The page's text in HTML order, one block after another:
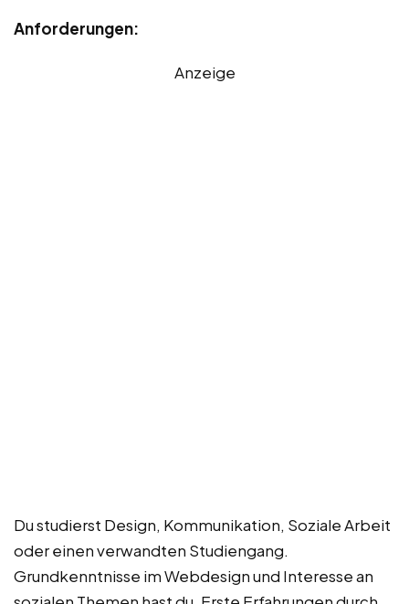
Anforderungen:
Anzeige
Du studierst Design, Kommunikation, Soziale Arbeit
oder einen verwandten Studiengang.
Grundkenntnisse im Webdesign und Interesse an